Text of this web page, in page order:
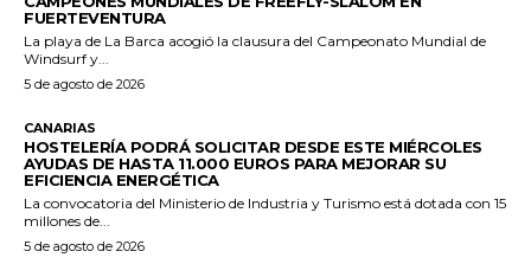
FUERTEVENTURA
La playa de La Barca acogió la clausura del Campeonato Mundial de
Windsurf y...
5 de agosto de 2026
CANARIAS
HOSTELERÍA PODRÁ SOLICITAR DESDE ESTE MIÉRCOLES
AYUDAS DE HASTA 11.000 EUROS PARA MEJORAR SU
EFICIENCIA ENERGÉTICA
La convocatoria del Ministerio de Industria y Turismo está dotada con 15
millones de...
5 de agosto de 2026